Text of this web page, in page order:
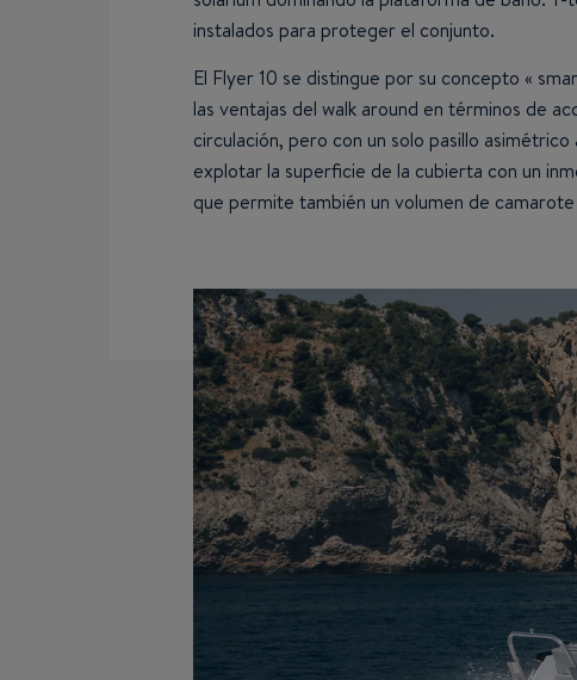
instalados para proteger el conjunto.
El Flyer 10 se distingue por su concepto «
las ventajas del walk around en términos de
circulación, pero con un solo pasillo
explotar la superficie de la cubierta con un
que permite también un volumen de